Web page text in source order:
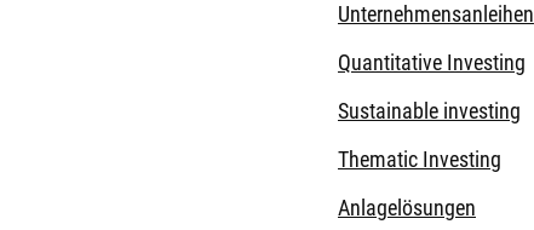
Unternehmensanleihen
Quantitative Investing
Sustainable investing
Thematic Investing
Anlagelösungen